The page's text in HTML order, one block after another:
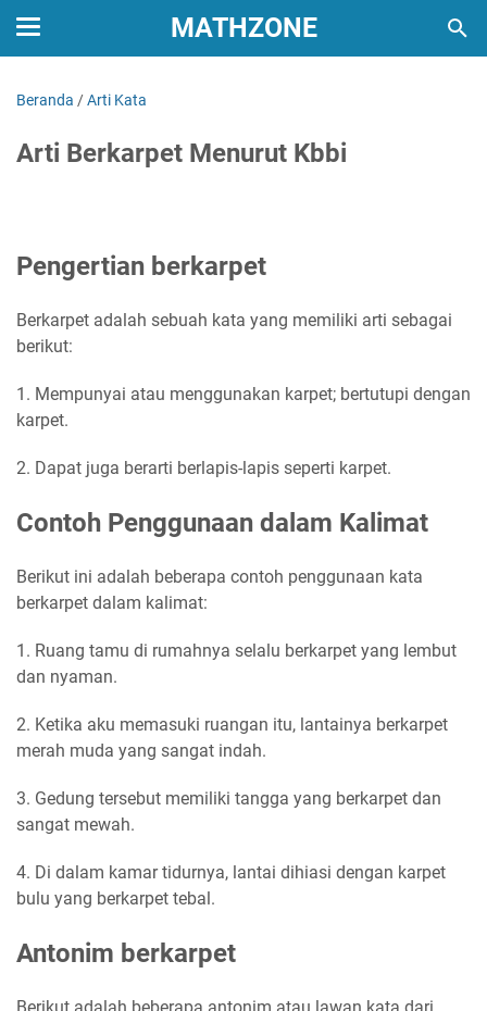
MATHZONE
Beranda /Arti Kata
Arti Berkarpet Menurut Kbbi
Pengertian berkarpet
Berkarpet adalah sebuah kata yang memiliki arti sebagai
berikut:
1. Mempunyai atau menggunakan karpet; bertutupi dengan
karpet.
2. Dapat juga berarti berlapis-lapis seperti karpet.
Contoh Penggunaan dalam Kalimat
Berikut ini adalah beberapa contoh penggunaan kata
berkarpet dalam kalimat:
1. Ruang tamu di rumahnya selalu berkarpet yang lembut
dan nyaman.
2. Ketika aku memasuki ruangan itu, lantainya berkarpet
merah muda yang sangat indah.
3. Gedung tersebut memiliki tangga yang berkarpet dan
sangat mewah.
4. Di dalam kamar tidurnya, lantai dihiasi dengan karpet
bulu yang berkarpet tebal.
Antonim berkarpet